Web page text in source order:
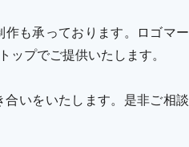
も承っております。ロゴマー
プでご提供いたします。
いをいたします。是非ご相談